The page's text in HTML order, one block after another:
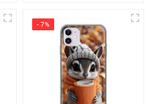
- 7%